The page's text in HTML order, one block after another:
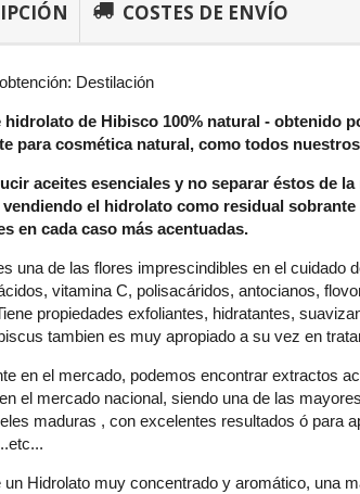
COSTES DE ENVÍO
Destilación
hidrolato de Hibisco 100% natural - obtenido
para cosmética natural, como todos
aceites esenciales y no separar éstos de
el hidrolato como residual
en cada caso más acentuadas.
una de las flores imprescindibles en el
vitamina C, polisacáridos, antocianos,
propiedades exfoliantes, hidratantes,
tambien es muy apropiado a su vez en
en el mercado, podemos encontrar extractos
el mercado nacional, siendo una de las
maduras , con excelentes resultados ó para
un Hidrolato muy concentrado y aromático, una